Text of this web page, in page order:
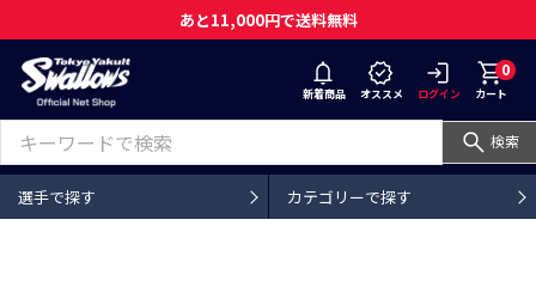
あと11,000円で送料無料
新着商品 オススメ ログイン
0
カート
検索
選手で探す カテゴリーで探す